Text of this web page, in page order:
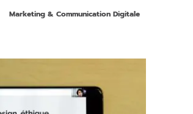
Marketing & Communication Digitale